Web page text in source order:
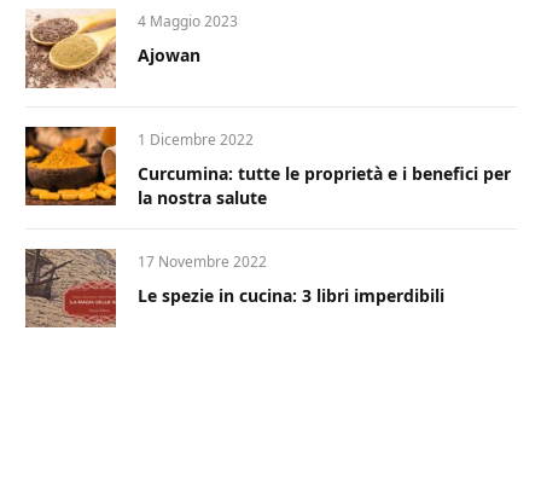
4 Maggio 2023
Ajowan
1 Dicembre 2022
Curcumina: tutte le proprietà e i benefici per
la nostra salute
17 Novembre 2022
Le spezie in cucina: 3 libri imperdibili